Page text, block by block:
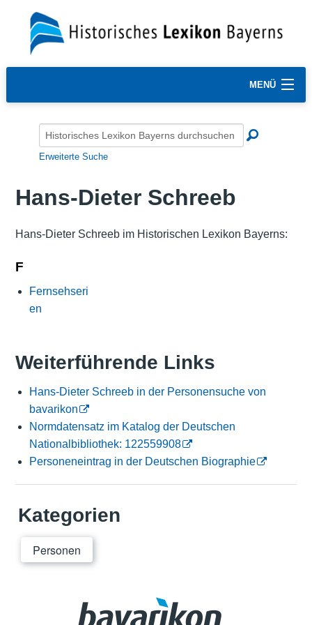
MENÜ
Erweiterte Suche
Hans-Dieter Schreeb
Hans-Dieter Schreeb im Historischen Lexikon Bayerns:
F
Fernsehseri
en
Weiterführende Links
Hans-Dieter Schreeb in der Personensuche von
bavarikon
Normdatensatz im Katalog der Deutschen
Nationalbibliothek: 122559908
Personeneintrag in der Deutschen Biographie
Kategorien
Personen